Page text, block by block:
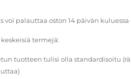
voi palauttaa oston 14 päivän
keskeisiä termejä:
tuotteen tulisi olla standardisoitu